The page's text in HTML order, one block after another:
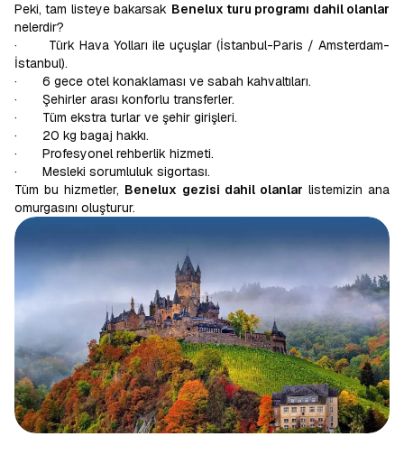
Peki, tam listeye bakarsak Benelux turu programı dahil olanlar
nelerdir?
· Türk Hava Yolları ile uçuşlar (İstanbul-Paris / Amsterdam-
İstanbul).
· 6 gece otel konaklaması ve sabah kahvaltıları.
· Şehirler arası konforlu transferler.
· Tüm ekstra turlar ve şehir girişleri.
· 20 kg bagaj hakkı.
· Profesyonel rehberlik hizmeti.
· Mesleki sorumluluk sigortası.
Tüm bu hizmetler, Benelux gezisi dahil olanlar listemizin ana
omurgasını oluşturur.